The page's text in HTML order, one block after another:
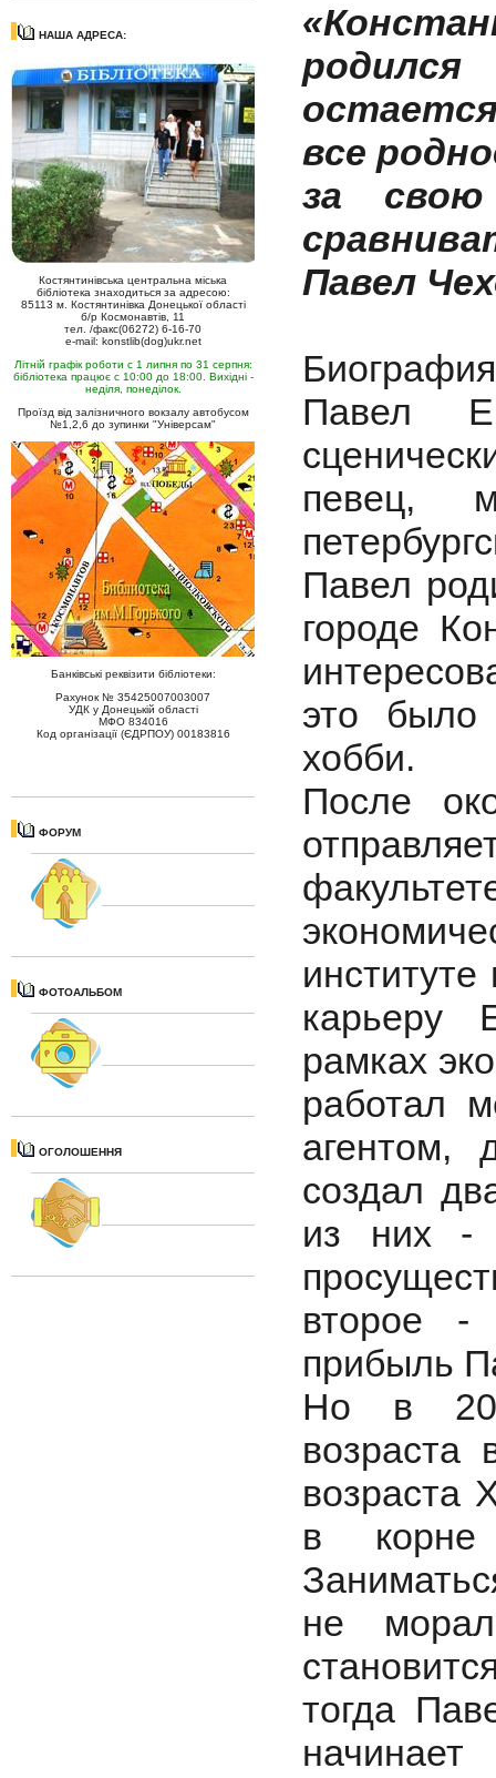
НАША АДРЕСА:
Костянтинівська центральна міська
бібліотека знаходиться за адресою:
85113 м. Костянтинівка Донецької області
б/р Космонавтів, 11
тел. /факс(06272) 6-16-70
e-mail: konstlib(dog)ukr.net
Літній графік роботи с 1 липня по 31 серпня:
бібліотека працює с 10:00 до 18:00. Вихідні -
неділя, понеділок.
Проїзд від залізничного вокзалу автобусом
№1,2,6 до зупинки "Універсам"
Банківські реквізити бібліотеки:
Рахунок № 35425007003007
УДК у Донецькій області
МФО 834016
Код організації (ЄДРПОУ) 00183816
ФОРУМ
ФОТОАЛЬБОМ
ОГОЛОШЕННЯ
все
за
Павел
Биография
Павел
певец,
Павел
городе
это было
хобби.
После
карьеру
рамках
работал
агентом,
создал
из них -
второе -
прибыль
Но в
возраста
возраста
в корне
не
тогда